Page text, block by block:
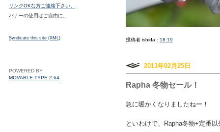
投稿者 ishida : 18:19
2011年02月25日
Rapha 冬物セール！
急に暖かくなりましたねー！
といわけで、Rapha冬物+定番
リンクOKな方ご連絡下さい。
バナーの使用はご自由に。
Syndicate this site (XML)
POWERED BY
MOVABLE TYPE 2.64